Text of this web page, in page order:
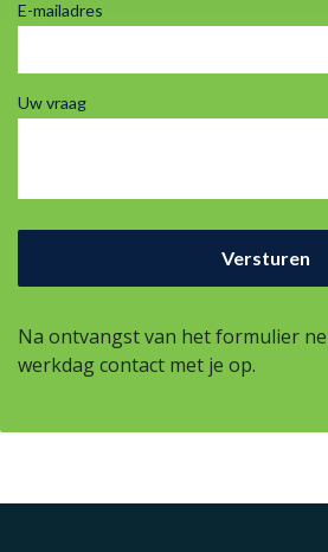
E-mailadres
Uw vraag
Na ontvangst van het formulier
werkdag contact met je op.